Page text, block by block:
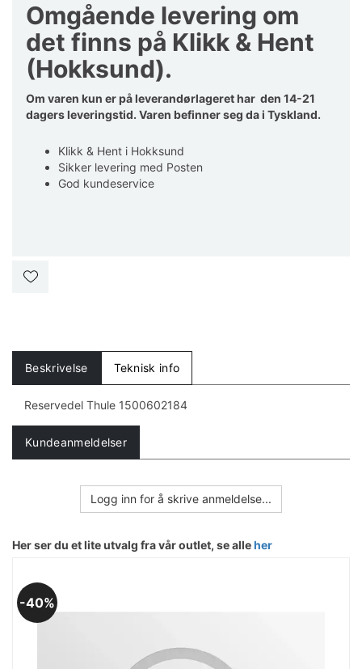
Omgående levering om
det finns på Klikk & Hent
(Hokksund).
Om varen kun er på leverandørlageret har den 14-21
dagers leveringstid. Varen befinner seg da i Tyskland.
Klikk & Hent i Hokksund
Sikker levering med Posten
God kundeservice
Beskrivelse Teknisk info
Reservedel Thule 1500602184
Kundeanmeldelser
Logg inn for å skrive anmeldelse...
Her ser du et lite utvalg fra vår outlet, se alleher
40%